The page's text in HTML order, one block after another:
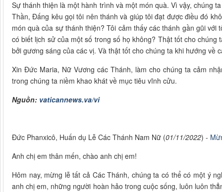
Sự thánh thiện là một hành trình và một món quà. Vì vậy, chúng
Thần, Đấng kêu gọi tôi nên thánh và giúp tôi đạt được điều đó
món quà của sự thánh thiện? Tôi cảm thấy các thánh gần gũi
có biết lịch sử của một số trong số họ không? Thật tốt cho
bởi gương sáng của các vị. Và thật tốt cho chúng ta khi hướng về
Xin Đức Maria, Nữ Vương các Thánh, làm cho chúng ta cảm
trong chúng ta niềm khao khát về mục tiêu vĩnh cửu.
Nguồn: vaticannews.va/vi
Đức Phanxicô, Huấn dụ Lễ Các Thánh Nam Nữ (01/11/2022) -
Anh chị em thân mến, chào anh chị em!
Hôm nay, mừng lễ tất cả Các Thánh, chúng ta có thể có một ý
anh chị em, những người hoàn hảo trong cuộc sống, luôn luôn